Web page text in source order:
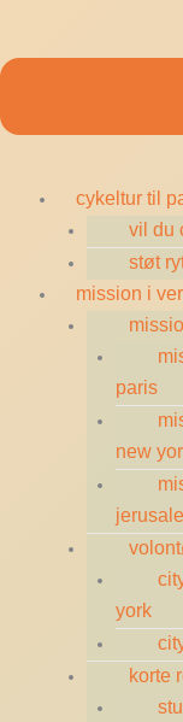
cykeltur til
vil du
støt
mission i
paris
new
york
korte